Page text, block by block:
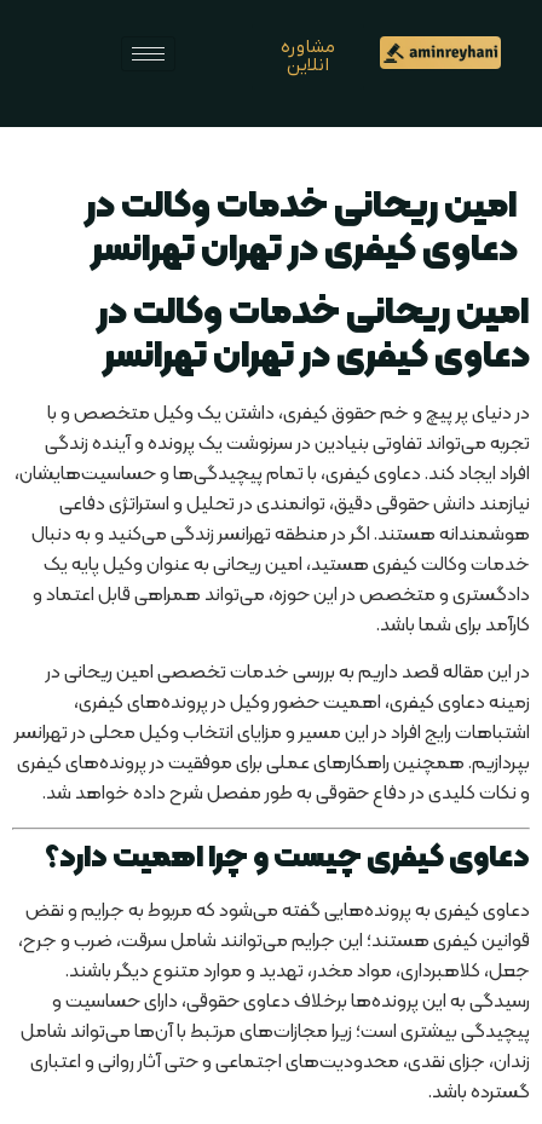
مشاوره
انلاین
امین ریحانی خدمات وکالت در
دعاوی کیفری در تهران تهرانسر
امین ریحانی خدمات وکالت در
دعاوی کیفری در تهران تهرانسر
در دنیای پر پیچ و خم حقوق کیفری، داشتن یک وکیل متخصص و با
تجربه می‌تواند تفاوتی بنیادین در سرنوشت یک پرونده و آینده زندگی
افراد ایجاد کند. دعاوی کیفری، با تمام پیچیدگی‌ها و حساسیت‌هایشان،
نیازمند دانش حقوقی دقیق، توانمندی در تحلیل و استراتژی دفاعی
هوشمندانه هستند. اگر در منطقه تهرانسر زندگی می‌کنید و به دنبال
خدمات وکالت کیفری هستید، امین ریحانی به عنوان وکیل پایه یک
دادگستری و متخصص در این حوزه، می‌تواند همراهی قابل اعتماد و
کارآمد برای شما باشد.
در این مقاله قصد داریم به بررسی خدمات تخصصی امین ریحانی در
زمینه دعاوی کیفری، اهمیت حضور وکیل در پرونده‌های کیفری،
اشتباهات رایج افراد در این مسیر و مزایای انتخاب وکیل محلی در تهرانسر
بپردازیم. همچنین راهکارهای عملی برای موفقیت در پرونده‌های کیفری
و نکات کلیدی در دفاع حقوقی به طور مفصل شرح داده خواهد شد.
دعاوی کیفری چیست و چرا اهمیت دارد؟
دعاوی کیفری به پرونده‌هایی گفته می‌شود که مربوط به جرایم و نقض
قوانین کیفری هستند؛ این جرایم می‌توانند شامل سرقت، ضرب و جرح،
جعل، کلاهبرداری، مواد مخدر، تهدید و موارد متنوع دیگر باشند.
رسیدگی به این پرونده‌ها برخلاف دعاوی حقوقی، دارای حساسیت و
پیچیدگی بیشتری است؛ زیرا مجازات‌های مرتبط با آن‌ها می‌تواند شامل
زندان، جزای نقدی، محدودیت‌های اجتماعی و حتی آثار روانی و اعتباری
گسترده باشد.